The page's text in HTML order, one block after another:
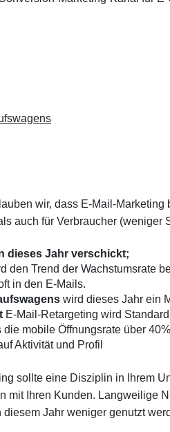
wir, dass E-Mail-
auch für Verbraucher (weniger
dieses Jahr verschickt;
den Trend der Wachstumsrate
in den E-Mails.
wird dieses Jahr ein
E-Mail-Retargeting wird
die mobile Öffnungsrate über
Aktivität und Profil
sollte eine Disziplin in Ihrem
mit Ihren Kunden. Langweilige
Jahr weniger genutzt